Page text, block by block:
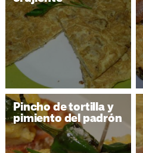
Pincho de tortilla y
pimiento del padrón